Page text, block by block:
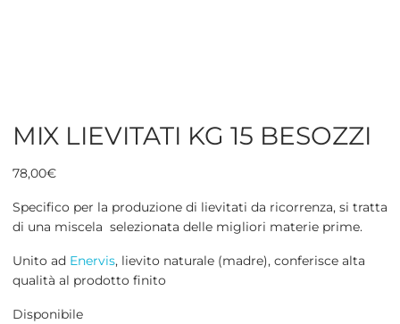
MIX LIEVITATI KG 15 BESOZZI
78,00€
Specifico per la produzione di lievitati da ricorrenza, si tratta
di una miscela selezionata delle migliori materie prime.
Unito ad Enervis, lievito naturale (madre), conferisce alta
qualità al prodotto finito
Disponibile